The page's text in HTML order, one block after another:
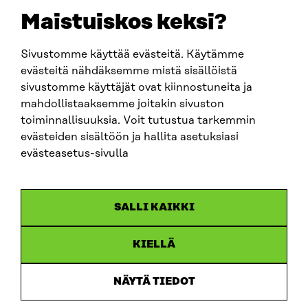
Maistuiskos keksi?
Sivustomme käyttää evästeitä. Käytämme
evästeitä nähdäksemme mistä sisällöistä
sivustomme käyttäjät ovat kiinnostuneita ja
mahdollistaaksemme joitakin sivuston
toiminnallisuuksia. Voit tutustua tarkemmin
evästeiden sisältöön ja hallita asetuksiasi
evästeasetus-sivulla
SALLI KAIKKI
KIELLÄ
NÄYTÄ TIEDOT
fornamn.efternamn@sitra.fi
SITRA PÅ SOCIALA MEDIER
LinkedIn
Instagram
YouTube
Tillgänglighetsutredning
Beskrivning av handlingsoffentligheten